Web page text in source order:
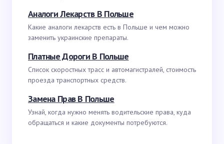
Аналоги Лекарств В Польше
Какие аналоги лекарств есть в Польше и чем можно
заменить украинские препараты.
Платные Дороги В Польше
Список скоростных трасс и автомагистралей, стоимость
проезда транспортных средств.
Замена Прав В Польше
Узнай, когда нужно менять водительские права, куда
обращаться и какие документы потребуются.